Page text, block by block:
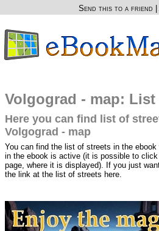
Send this to a friend
Volgograd - map:
Here you can find list of
Volgograd - map
You can find the list of streets in the
in the ebook is active (it is possible to
page, where it is displayed). If you just
the link at the list of streets here.